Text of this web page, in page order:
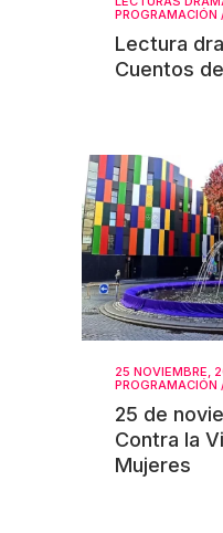
PROGRAMACIÓN
Lectura
Cuentos
25 NOVIEMBRE,
PROGRAMACIÓN
25 de
Contra la
Mujeres